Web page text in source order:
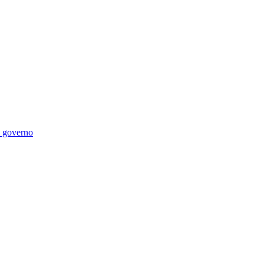
governo